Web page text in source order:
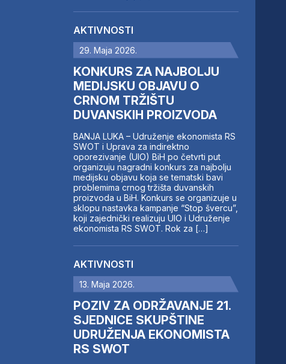
AKTIVNOSTI
29. Maja 2026.
KONKURS ZA NAJBOLJU
MEDIJSKU OBJAVU O
CRNOM TRŽIŠTU
DUVANSKIH PROIZVODA
BANJA LUKA – Udruženje ekonomista RS
SWOT i Uprava za indirektno
oporezivanje (UIO) BiH po četvrti put
organizuju nagradni konkurs za najbolju
medijsku objavu koja se tematski bavi
problemima crnog tržišta duvanskih
proizvoda u BiH. Konkurs se organizuje u
sklopu nastavka kampanje “Stop švercu”,
koji zajednički realizuju UIO i Udruženje
ekonomista RS SWOT. Rok za […]
AKTIVNOSTI
13. Maja 2026.
POZIV ZA ODRŽAVANJE 21.
SJEDNICE SKUPŠTINE
UDRUŽENJA EKONOMISTA
RS SWOT